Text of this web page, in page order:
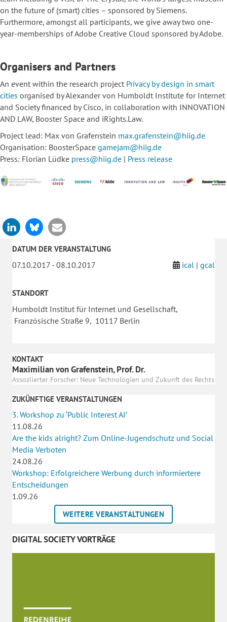
on the future of (smart) cities – sponsored by Siemens.
Furthermore, amongst all participants, we give away two one-
year-memberships of Adobe Creative Cloud sponsored by Adobe.
Organisers and Partners
An event within the research project Privacy by design in smart
cities organised by Alexander von Humboldt Institute for Internet
and Society financed by Cisco, in collaboration with INNOVATION
AND LAW, Booster Space and iRights.Law.
Project lead: Max von Grafenstein max.grafenstein@hiig.de
Organisation: BoosterSpace gamejam@hiig.de
Press: Florian Lüdke press@hiig.de | Press release
DATUM DER VERANSTALTUNG
07.10.2017 - 08.10.2017 ical | gcal
STANDORT
Humboldt Institut für Internet und Gesellschaft,
Französische Straße 9, 10117 Berlin
KONTAKT
Maximilian von Grafenstein, Prof. Dr.
Assoziierter Forscher: Neue Technologien und Zukunft des Rechts
ZUKÜNFTIGE VERANSTALTUNGEN
3. Workshop zu ‘Public Interest AI’
11.08.26
Are the kids alright? Zum Online-Jugendschutz und Social
Media Verboten
24.08.26
Workshop: Erfolgreichere Werbung durch informiertere
Entscheidungen
1.09.26
WEITERE VERANSTALTUNGEN
DIGITAL SOCIETY VORTRÄGE